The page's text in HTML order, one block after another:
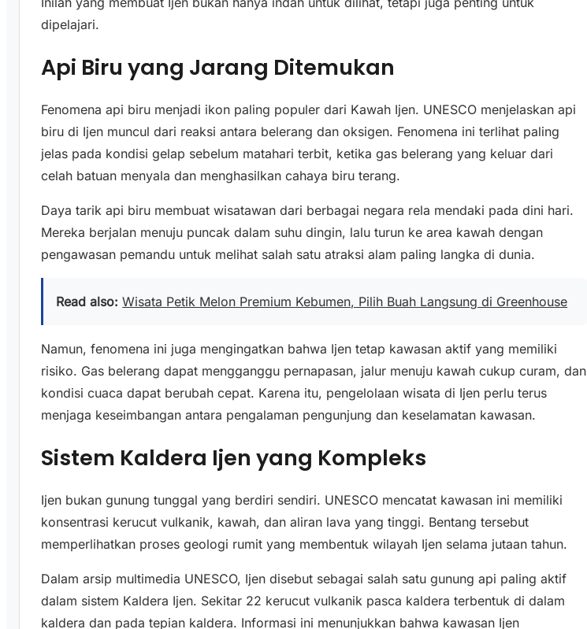
dipelajari.
Api Biru yang Jarang Ditemukan
Fenomena api biru menjadi ikon paling populer dari Kawah Ijen. UNESCO menjelaskan api
biru di Ijen muncul dari reaksi antara belerang dan oksigen. Fenomena ini terlihat paling
jelas pada kondisi gelap sebelum matahari terbit, ketika gas belerang yang keluar dari
celah batuan menyala dan menghasilkan cahaya biru terang.
Daya tarik api biru membuat wisatawan dari berbagai negara rela mendaki pada dini hari.
Mereka berjalan menuju puncak dalam suhu dingin, lalu turun ke area kawah dengan
pengawasan pemandu untuk melihat salah satu atraksi alam paling langka di dunia.
Read also: Wisata Petik Melon Premium Kebumen, Pilih Buah Langsung di Greenhouse
Namun, fenomena ini juga mengingatkan bahwa Ijen tetap kawasan aktif yang memiliki
risiko. Gas belerang dapat mengganggu pernapasan, jalur menuju kawah cukup curam, dan
kondisi cuaca dapat berubah cepat. Karena itu, pengelolaan wisata di Ijen perlu terus
menjaga keseimbangan antara pengalaman pengunjung dan keselamatan kawasan.
Sistem Kaldera Ijen yang Kompleks
Ijen bukan gunung tunggal yang berdiri sendiri. UNESCO mencatat kawasan ini memiliki
konsentrasi kerucut vulkanik, kawah, dan aliran lava yang tinggi. Bentang tersebut
memperlihatkan proses geologi rumit yang membentuk wilayah Ijen selama jutaan tahun.
Dalam arsip multimedia UNESCO, Ijen disebut sebagai salah satu gunung api paling aktif
dalam sistem Kaldera Ijen. Sekitar 22 kerucut vulkanik pasca kaldera terbentuk di dalam
kaldera dan pada tepian kaldera. Informasi ini menunjukkan bahwa kawasan Ijen